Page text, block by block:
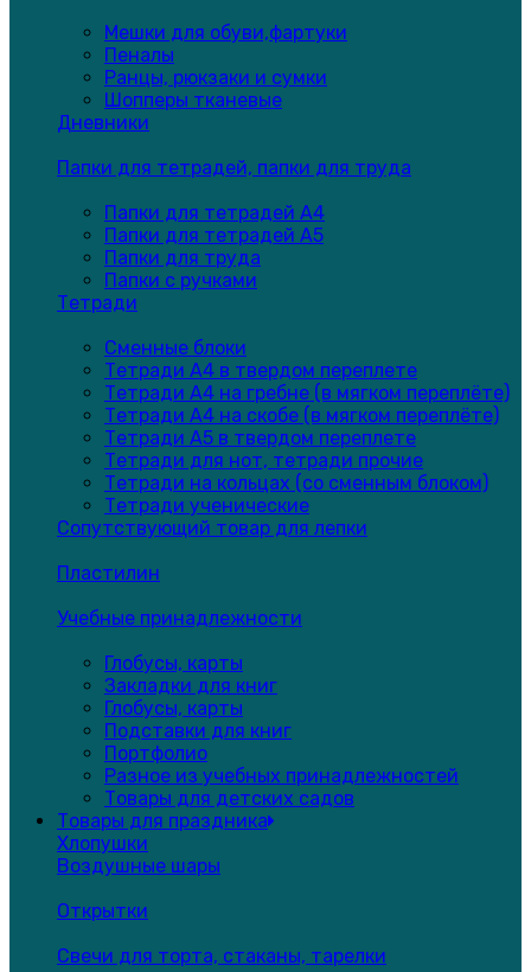
Мешки для обуви,фартуки
Пеналы
Ранцы, рюкзаки и сумки
Шопперы тканевые
Дневники
Папки для тетрадей, папки для труда
Папки для тетрадей А4
Папки для тетрадей А5
Папки для труда
Папки с ручками
Тетради
Сменные блоки
Тетради А4 в твердом переплете
Тетради А4 на гребне (в мягком переплёте)
Тетради А4 на скобе (в мягком переплёте)
Тетради А5 в твердом переплете
Тетради для нот, тетради прочие
Тетради на кольцах (со сменным блоком)
Тетради ученические
Сопутствующий товар для лепки
Пластилин
Учебные принадлежности
Глобусы, карты
Закладки для книг
Глобусы, карты
Подставки для книг
Портфолио
Разное из учебных принадлежностей
Товары для детских садов
Товары для праздника
Хлопушки
Воздушные шары
Открытки
Свечи для торта, стаканы, тарелки